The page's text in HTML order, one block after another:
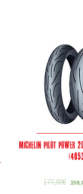
Michelin Pilot Power
177,00€